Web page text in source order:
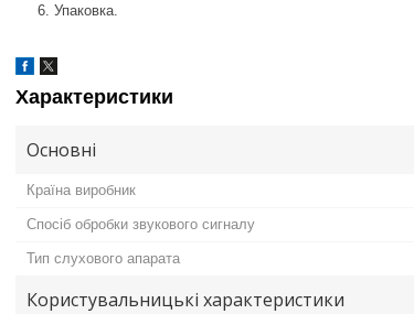
Упаковка.
Характеристики
Основні
Країна виробник
Спосіб обробки звукового сигналу
Тип слухового апарата
Користувальницькі характеристики